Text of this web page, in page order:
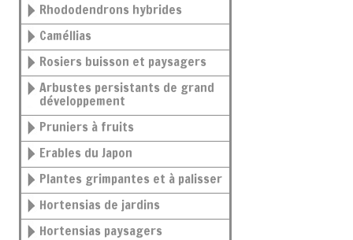
Rhododendrons hybrides
Caméllias
Rosiers buisson et paysagers
Arbustes persistants de grand
développement
Pruniers à fruits
Erables du Japon
Plantes grimpantes et à palisser
Hortensias de jardins
Hortensias paysagers